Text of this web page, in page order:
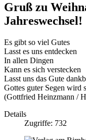
Gruß zu
Jahreswechsel!
Es gibt so viel Gutes
Lasst es uns entdecken
In allen Dingen
Kann es sich verstecken
Lasst uns das Gute
Gottes guter Segen wird
(Gottfried Heinzmann /
Details
Zugriffe: 732